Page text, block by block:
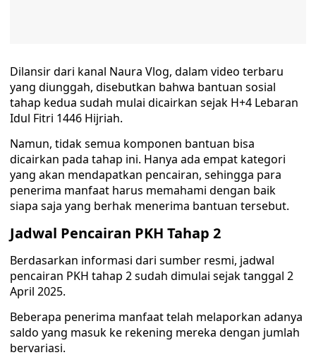
Dilansir dari kanal Naura Vlog, dalam video terbaru
yang diunggah, disebutkan bahwa bantuan sosial
tahap kedua sudah mulai dicairkan sejak H+4 Lebaran
Idul Fitri 1446 Hijriah.
Namun, tidak semua komponen bantuan bisa
dicairkan pada tahap ini. Hanya ada empat kategori
yang akan mendapatkan pencairan, sehingga para
penerima manfaat harus memahami dengan baik
siapa saja yang berhak menerima bantuan tersebut.
Jadwal Pencairan PKH Tahap 2
Berdasarkan informasi dari sumber resmi, jadwal
pencairan PKH tahap 2 sudah dimulai sejak tanggal 2
April 2025.
Beberapa penerima manfaat telah melaporkan adanya
saldo yang masuk ke rekening mereka dengan jumlah
bervariasi.